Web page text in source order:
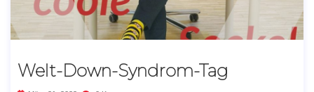
Welt-Down-Syndrom-Tag